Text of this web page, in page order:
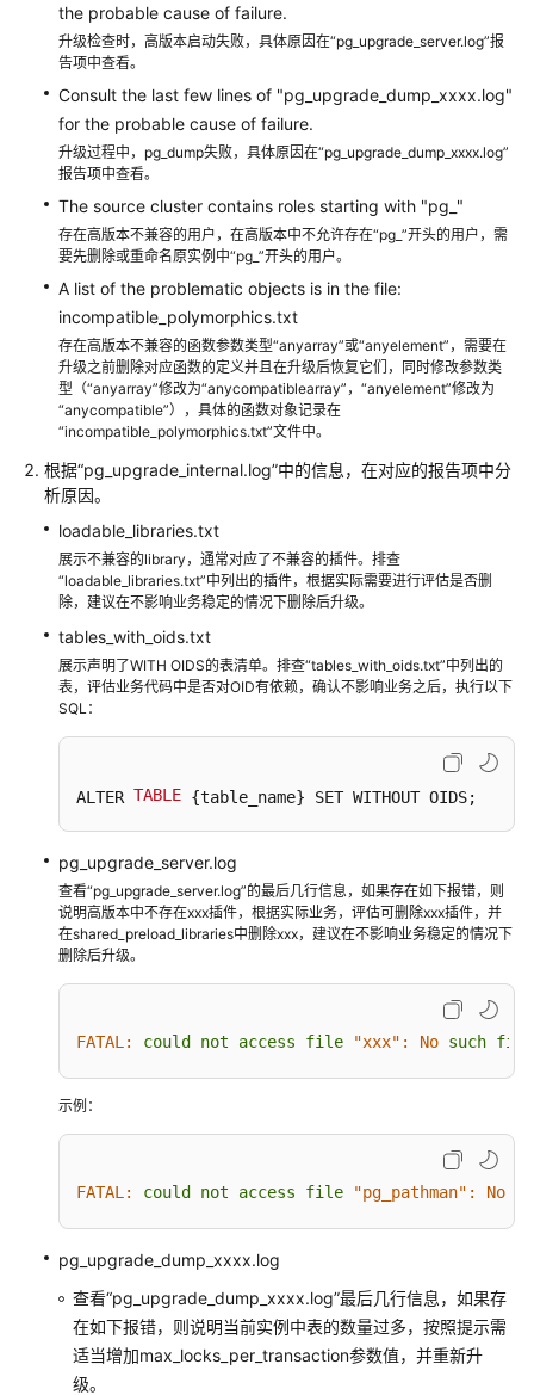
转
储
还
原
升
级
大
版
本
通
界
面
升
级
大
实
例
据
备
份
复
读
例
插
件
管
the probable cause of failure.
升级检查时，高版本启动失败，具体原因在“pg_upgrade_server.log”报
告项中查看。
Consult the last few lines of "pg_upgrade_dump_xxxx.log"
for the probable cause of failure.
升级过程中，pg_dump失败，具体原因在“pg_upgrade_dump_xxxx.log”
报告项中查看。
The source cluster contains roles starting with "pg_"
存在高版本不兼容的用户，在高版本中不允许存在“pg_”开头的用户，需
要先删除或重命名原实例中“pg_”开头的用户。
A list of the problematic objects is in the file:
incompatible_polymorphics.txt
存在高版本不兼容的函数参数类型“anyarray”或“anyelement”，需要在
升级之前删除对应函数的定义并且在升级后恢复它们，同时修改参数类
型（“anyarray”修改为“anycompatiblearray”，“anyelement”修改为
“anycompatible”），具体的函数对象记录在
“incompatible_polymorphics.txt”文件中。
根据“pg_upgrade_internal.log”中的信息，在对应的报告项中分
析原因。
loadable_libraries.txt
展示不兼容的library，通常对应了不兼容的插件。排查
“loadable_libraries.txt”中列出的插件，根据实际需要进行评估是否删
除，建议在不影响业务稳定的情况下删除后升级。
tables_with_oids.txt
展示声明了WITH OIDS的表清单。排查“tables_with_oids.txt”中列出的
表，评估业务代码中是否对OID有依赖，确认不影响业务之后，执行以下
SQL：
ALTER TABLE {table_name} SET WITHOUT OIDS;
pg_upgrade_server.log
查看“pg_upgrade_server.log”的最后几行信息，如果存在如下报错，则
说明高版本中不存在xxx插件，根据实际业务，评估可删除xxx插件，并
在shared_preload_libraries中删除xxx，建议在不影响业务稳定的情况下
删除后升级。
FATAL: could not access file "xxx": No such file
示例：
FATAL: could not access file "pg_pathman": No
pg_upgrade_dump_xxxx.log
查看“pg_upgrade_dump_xxxx.log”最后几行信息，如果存
在如下报错，则说明当前实例中表的数量过多，按照提示需
适当增加max_locks_per_transaction参数值，并重新升
级。